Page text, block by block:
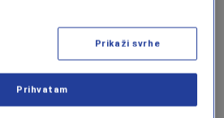
za N1: Ovo je fantastičan
reprezentacija BiH je zaslužila
2. jul.| 0
Prikaži svrhe
Prihvatam